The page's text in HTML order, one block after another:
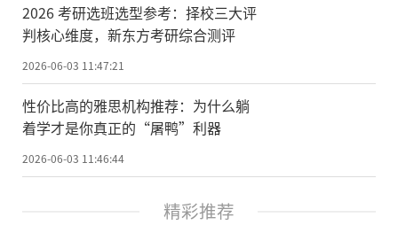
2026 考研选班选型参考：择校三大评
判核心维度，新东方考研综合测评
2026-06-03 11:47:21
性价比高的雅思机构推荐：为什么躺
着学才是你真正的“屠鸭”利器
2026-06-03 11:46:44
精彩推荐